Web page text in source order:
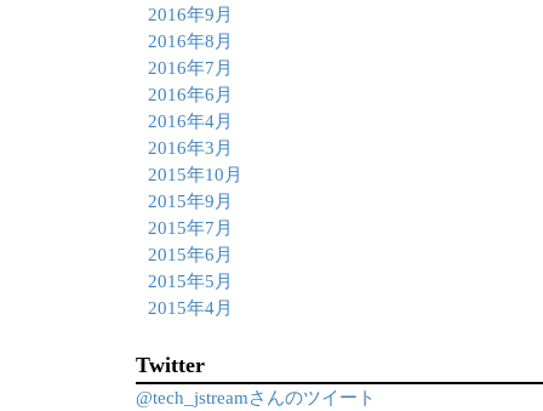
2016年9月
2016年8月
2016年7月
2016年6月
2016年4月
2016年3月
2015年10月
2015年9月
2015年7月
2015年6月
2015年5月
2015年4月
Twitter
@tech_jstreamさんのツイート